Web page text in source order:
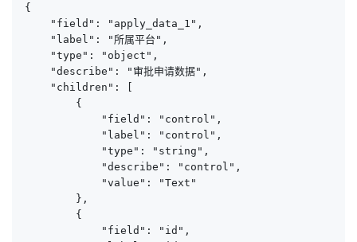
{
    "field": "apply_data_1",
    "label": "所属平台",
    "type": "object",
    "describe": "审批申请数据",
    "children": [
        {
            "field": "control",
            "label": "control",
            "type": "string",
            "describe": "control",
            "value": "Text"
        },
        {
            "field": "id",